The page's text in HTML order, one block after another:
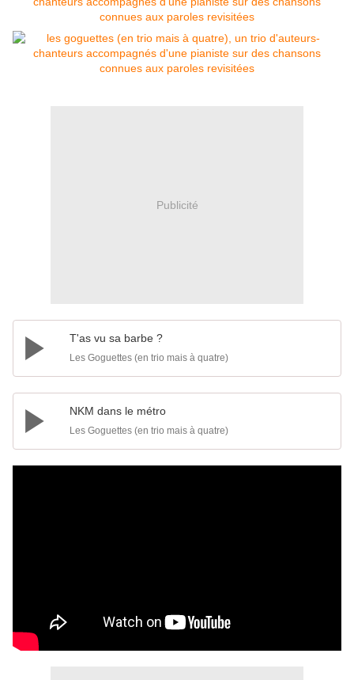
Publicité
T'as vu sa barbe ?
Les Goguettes (en trio mais à quatre)
NKM dans le métro
Les Goguettes (en trio mais à quatre)